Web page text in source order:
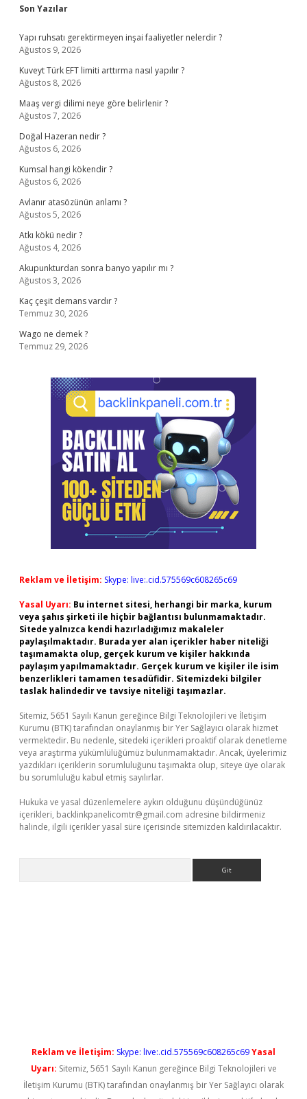
Sidebar
Son Yazılar
Yapı ruhsatı gerektirmeyen inşai faaliyetler nelerdir ?
Ağustos 9, 2026
Kuveyt Türk EFT limiti arttırma nasıl yapılır ?
Ağustos 8, 2026
Maaş vergi dilimi neye göre belirlenir ?
Ağustos 7, 2026
Doğal Hazeran nedir ?
Ağustos 6, 2026
Kumsal hangi kökendir ?
Ağustos 6, 2026
Avlanır atasözünün anlamı ?
Ağustos 5, 2026
Atkı kökü nedir ?
Ağustos 4, 2026
Akupunkturdan sonra banyo yapılır mı ?
Ağustos 3, 2026
Kaç çeşit demans vardır ?
Temmuz 30, 2026
Wago ne demek ?
Temmuz 29, 2026
Reklam ve İletişim: Skype: live:.cid.575569c608265c69
Yasal Uyarı: Bu internet sitesi, herhangi bir marka, kurum
veya şahıs şirketi ile hiçbir bağlantısı bulunmamaktadır.
Sitede yalnızca kendi hazırladığımız makaleler
paylaşılmaktadır. Burada yer alan içerikler haber niteliği
taşımamakta olup, gerçek kurum ve kişiler hakkında
paylaşım yapılmamaktadır. Gerçek kurum ve kişiler ile isim
benzerlikleri tamamen tesadüfidir. Sitemizdeki bilgiler
taslak halindedir ve tavsiye niteliği taşımazlar.
Sitemiz, 5651 Sayılı Kanun gereğince Bilgi Teknolojileri ve İletişim
Kurumu (BTK) tarafından onaylanmış bir Yer Sağlayıcı olarak hizmet
vermektedir. Bu nedenle, sitedeki içerikleri proaktif olarak denetleme
veya araştırma yükümlülüğümüz bulunmamaktadır. Ancak, üyelerimiz
yazdıkları içeriklerin sorumluluğunu taşımakta olup, siteye üye olarak
bu sorumluluğu kabul etmiş sayılırlar.
Hukuka ve yasal düzenlemelere aykırı olduğunu düşündüğünüz
içerikleri, backlinkpanelicomtr@gmail.com adresine bildirmeniz
halinde, ilgili içerikler yasal süre içerisinde sitemizden kaldırılacaktır.
Reklam ve İletişim: Skype: live:.cid.575569c608265c69Yasal
Uyarı: Sitemiz, 5651 Sayılı Kanun gereğince Bilgi Teknolojileri ve
İletişim Kurumu (BTK) tarafından onaylanmış bir Yer Sağlayıcı olarak